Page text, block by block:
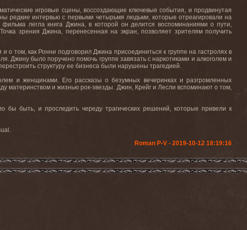
игровые сцены, воссоздающие ключевые события, и продвинутая
редкие интервью с первыми четырьмя людьми, которые отреагировали на
легла книга Джина, в которой он делится воспоминаниями о пути,
зрения Джина, перенесенная на экран, позволяет зрителям получить
том, как Ронни подговорил Джина присоединиться к группе на гастролях в
Джину было поручено помочь группе завязать с наркотиками и алкоголем и
структуру ее бизнеса были нарушены трагедией.
и женщинами. Его рассказы о безумных вечеринках и разгромленных
материнством и жизнью рок-звезды. Джин, Крейг и Лесли вспоминают о том,
бы быть, и проследить череду трагических решений, которые привели к
Roman P-V - 2019-10-12 18:19:16